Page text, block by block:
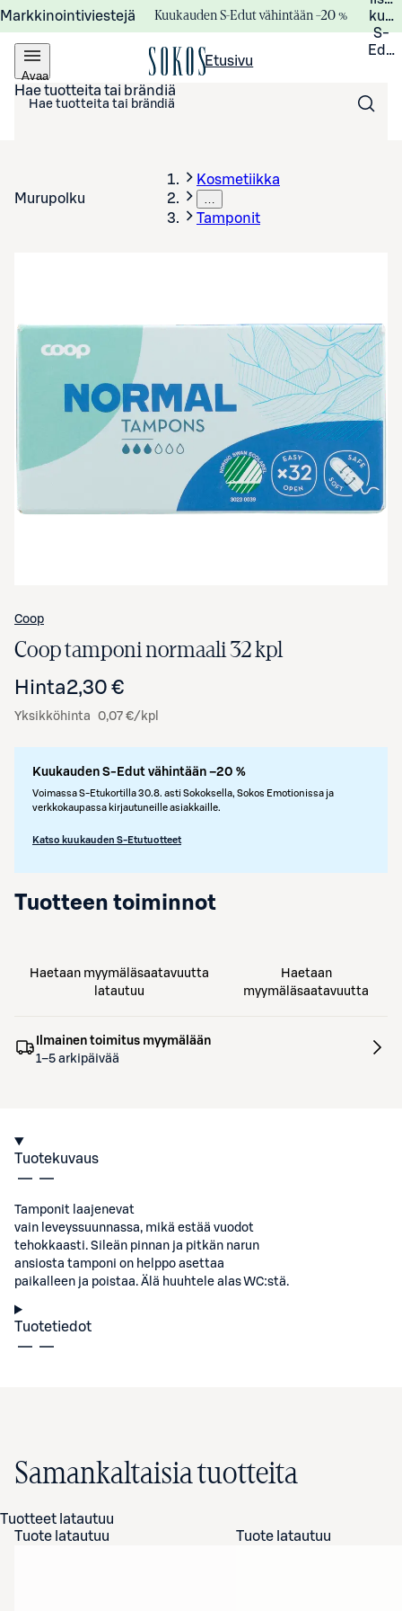
Markkinointiviestejä Kuukauden S-Edut vähintään –20 %
S-
Avaa
valikko
Etusivu
Hae tuotteita tai brändiä
Murupolku
Kosmetiikka
…
Tamponit
Avaa tuotekuva suurennettuna
Coop
Coop tamponi normaali 32 kpl
Hinta2,30 €
Yksikköhinta 0,07 €/kpl
Kuukauden S-Edut vähintään –20 %
Voimassa S-Etukortilla 30.8. asti Sokoksella, Sokos Emotionissa ja
verkkokaupassa kirjautuneille asiakkaille.
Katso kuukauden S-Etutuotteet
Tuotteen toiminnot
Haetaan myymäläsaatavuutta
latautuu
Haetaan
myymäläsaatavuutta
Ilmainen toimitus myymälään
1–5 arkipäivää
Tuotekuvaus
Tamponit laajenevat
vain leveyssuunnassa, mikä estää vuodot
tehokkaasti. Sileän pinnan ja pitkän narun
ansiosta tamponi on helppo asettaa
paikalleen ja poistaa. Älä huuhtele alas WC:stä.
Tuotetiedot
Samankaltaisia tuotteita
Tuotteet latautuu
Tuote latautuu
Tuote latautuu